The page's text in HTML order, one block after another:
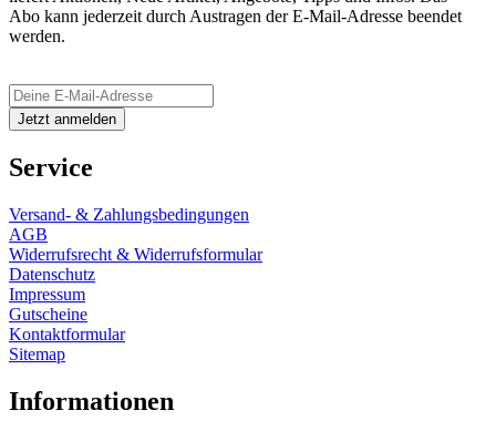
Abo kann jederzeit durch Austragen der E-Mail-Adresse beendet
werden.
Service
Versand- & Zahlungsbedingungen
AGB
Widerrufsrecht & Widerrufsformular
Datenschutz
Impressum
Gutscheine
Kontaktformular
Sitemap
Informationen